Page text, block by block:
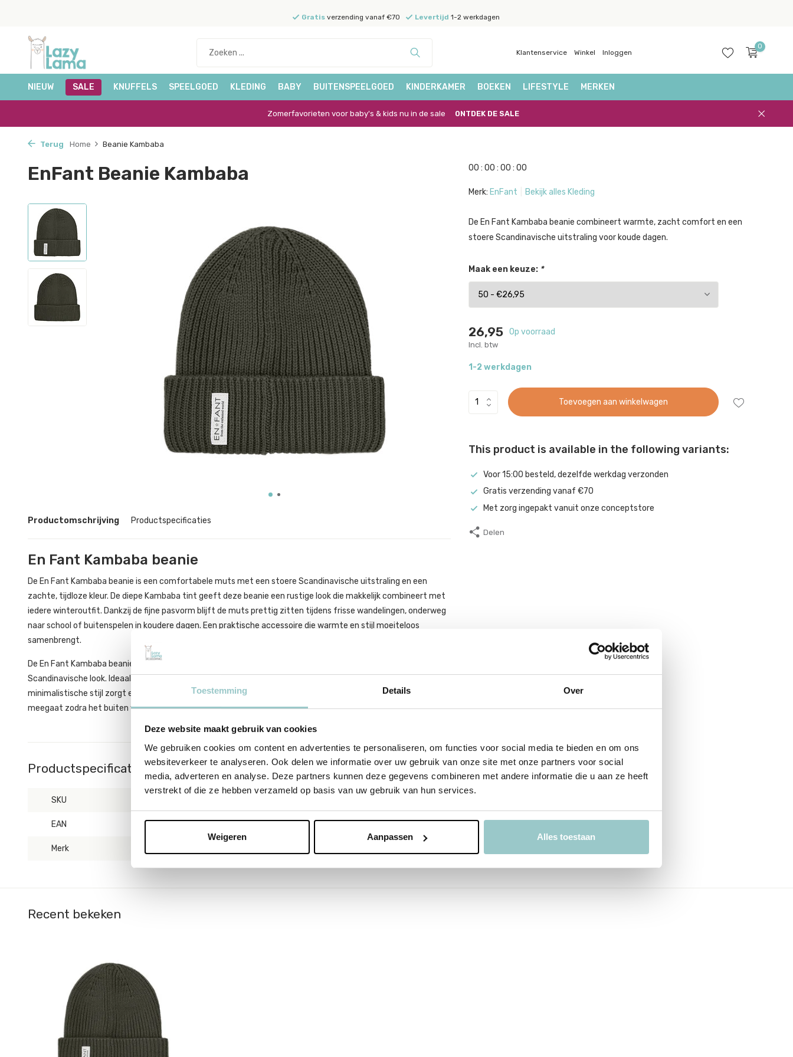
Toestemming Details Over
Deze website maakt gebruik van cookies
We gebruiken cookies om content en advertenties te personaliseren, om functies voor social media te bieden en om ons
websiteverkeer te analyseren. Ook delen we informatie over uw gebruik van onze site met onze partners voor social
media, adverteren en analyse. Deze partners kunnen deze gegevens combineren met andere informatie die u aan ze heeft
verstrekt of die ze hebben verzameld op basis van uw gebruik van hun services.
Weigeren Aanpassen Alles toestaan
Gratisverzending vanaf €70 Levertijd 1-2 werkdagen
Klantenservice Winkel Inloggen
0
NIEUW SALE KNUFFELS SPEELGOED KLEDING BABY BUITENSPEELGOED KINDERKAMER BOEKEN LIFESTYLE MERKEN
Zomerfavorieten voor baby's & kids nu in de sale ONTDEK DE SALE
Terug Home Beanie Kambaba
EnFant Beanie Kambaba
Productomschrijving Productspecificaties
En Fant Kambaba beanie
De En Fant Kambaba beanie is een comfortabele muts met een stoere Scandinavische uitstraling en een
zachte, tijdloze kleur. De diepe Kambaba tint geeft deze beanie een rustige look die makkelijk combineert met
iedere winteroutfit. Dankzij de fijne pasvorm blijft de muts prettig zitten tijdens frisse wandelingen, onderweg
naar school of buitenspelen in koudere dagen. Een praktische accessoire die warmte en stijl moeiteloos
samenbrengt.
De En Fant Kambaba beanie past perfect bij jassen, sjaals en knitwear in natuurlijke tinten voor een rustige
Scandinavische look. Ideaal voor koude ochtenden waarop comfort nét zo belangrijk is als uitstraling. De
minimalistische stijl zorgt ervoor dat deze muts seizoen na seizoen mooi blijft. Zo’n accessoire die standaard
meegaat zodra het buiten wat frisser wordt.
Productspecificaties
SKU
EAN 5713438380143
Merk
00 : 00 : 00 : 00
Merk: EnFant Bekijk alles Kleding
De En Fant Kambaba beanie combineert warmte, zacht comfort en een
stoere Scandinavische uitstraling voor koude dagen.
Maak een keuze: *
26,95 Op voorraad
Incl. btw
1-2 werkdagen
Toevoegen aan winkelwagen
This product is available in the following variants:
Voor 15:00 besteld, dezelfde werkdag verzonden
Gratis verzending vanaf €70
Met zorg ingepakt vanuit onze conceptstore
Delen
Recent bekeken